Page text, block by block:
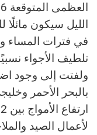
الليل سيكون مائلًا
في فترات المساء
تلطيف الأجواء
ولفتت إلى وجود
بالبحر الأحمر
لأعمال الصيد